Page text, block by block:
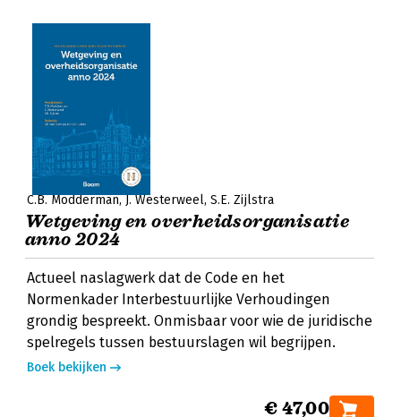
C.B. Modderman J. Westerweel S.E. Zijlstra
Wetgeving en overheidsorganisatie
anno 2024
Actueel naslagwerk dat de Code en het
Normenkader Interbestuurlijke Verhoudingen
grondig bespreekt. Onmisbaar voor wie de juridische
spelregels tussen bestuurslagen wil begrijpen.
Boek bekijken
€ 47,00